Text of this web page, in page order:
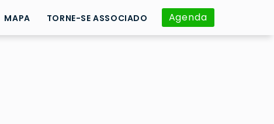
MAPA TORNE-SE ASSOCIADO Agenda